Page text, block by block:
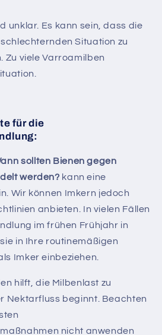
unklar. Es kann sein, dass die
Situation zu
Zu viele Varroamilben
für die
sollten Bienen gegen
werden? kann eine
Wir können Imkern jedoch
anbieten. In vielen Fällen
im frühen Frühjahr in
in Ihre routinemäßigen
Imker einbeziehen.
hilft, die Milbenlast zu
Nektarfluss beginnt. Beachten
nicht anwenden